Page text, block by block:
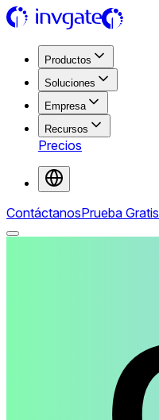
Productos
Soluciones
Empresa
Recursos
Precios
ContáctanosPrueba Gratis